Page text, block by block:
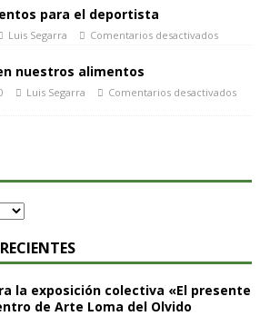
para el deportista
Luis Segarra Comentarios desactivados
nuestros alimentos
Luis Segarra Comentarios desactivados
la exposición colectiva «El presente
de Arte Loma del Olvido